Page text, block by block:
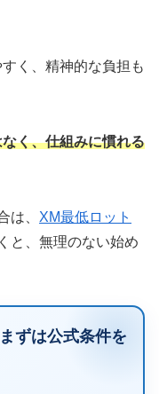
く、精神的な負担も
く、仕組みに慣れる
は、 XM最低ロット
と、無理のない始め
ずは公式条件を